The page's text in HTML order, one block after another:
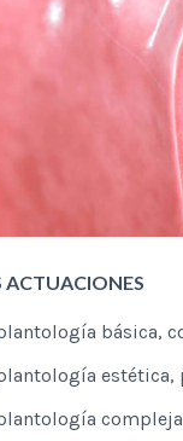
ACTUACIONES
básica,
estética,